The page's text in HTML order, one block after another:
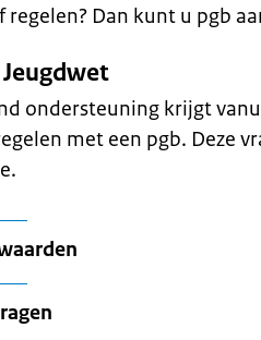
regelen? Dan kunt u pgb
ondersteuning krijgt
met een pgb. Deze